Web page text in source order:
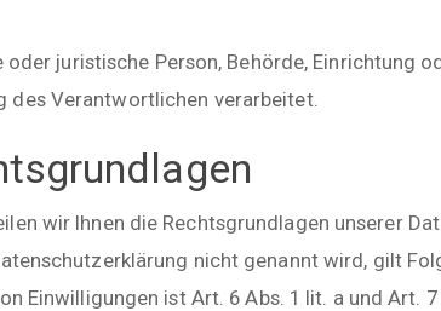
juristische Person, Behörde, Einrichtung
des Verantwortlichen verarbeitet.
wir Ihnen die Rechtsgrundlagen unserer
nicht genannt wird, gilt
Einwilligungen ist Art. 6 Abs. 1 lit. a und Art. 7